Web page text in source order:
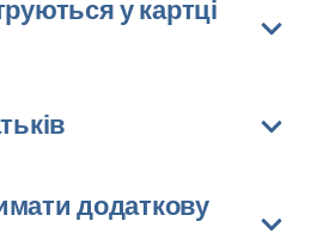
у картці
додаткову